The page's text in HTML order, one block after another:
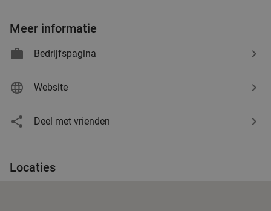
Meer informatie
Bedrijfspagina
Website
Deel met vrienden
Locaties